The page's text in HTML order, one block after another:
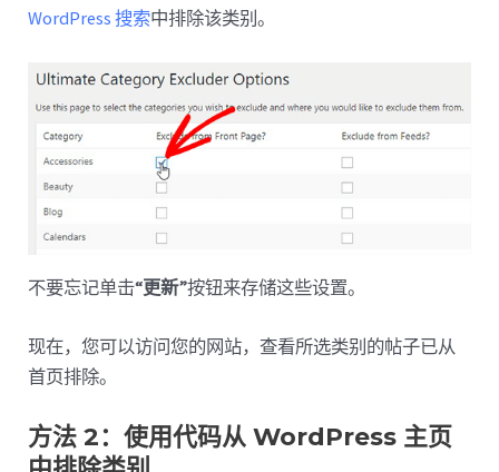
WordPress 搜索中排除该类别。
不要忘记单击“更新”按钮来存储这些设置。
现在，您可以访问您的网站，查看所选类别的帖子已从
首页排除。
方法 2：使用代码从 WordPress 主页